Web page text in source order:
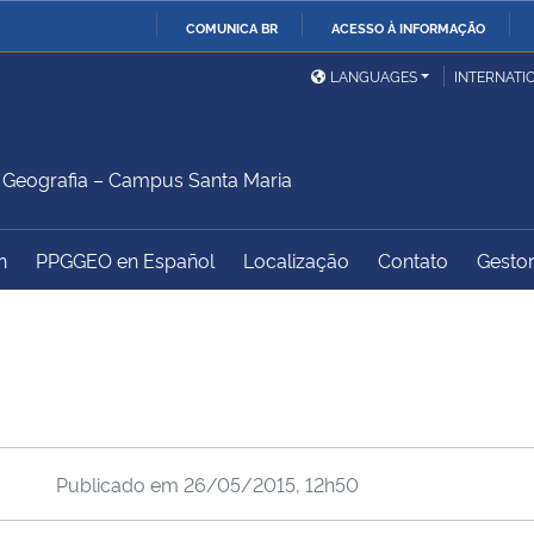
COMUNICA BR ACESSO À INFORMAÇÃO
Ministério da Defesa
Ministério das Relações
Exteriores
Ministério do
Controladoria-Geral da
LANGUAGES
– Campus Santa Maria
PPGGEO en Español Localização Contato
Publicado em 26/05/2015, 12h50